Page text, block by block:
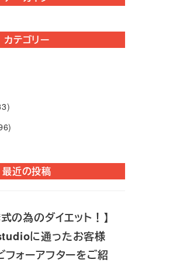
カテゴリー
最近の投稿
式の為のダイエット！】
に通ったお客様
フォーアフターをご紹